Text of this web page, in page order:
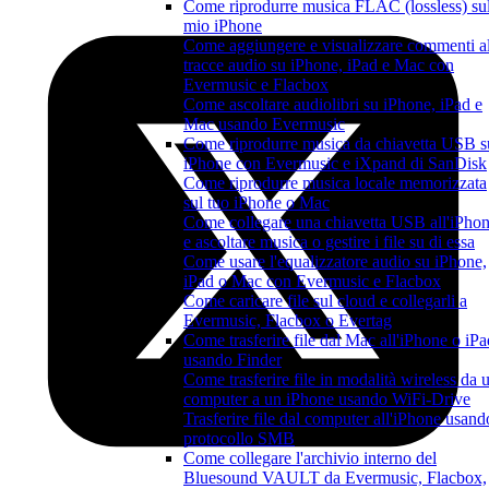
Come riprodurre musica FLAC (lossless)
mio iPhone
Come aggiungere e visualizzare commenti
tracce audio su iPhone, iPad e Mac con
Evermusic e Flacbox
Come ascoltare audiolibri su iPhone, iPad e
Mac usando Evermusic
Come riprodurre musica da chiavetta USB
iPhone con Evermusic e iXpand di SanDisk
Come riprodurre musica locale memorizzata
sul tuo iPhone o Mac
Come collegare una chiavetta USB
e ascoltare musica o gestire i file su di essa
Come usare l'equalizzatore audio su iPhone,
iPad o Mac con Evermusic e Flacbox
Come caricare file sul cloud e collegarli a
Evermusic, Flacbox o Evertag
Come trasferire file dal Mac all'iPhone o
usando Finder
Come trasferire file in modalità wireless da
computer a un iPhone usando WiFi-Drive
Trasferire file dal computer all'iPhone
protocollo SMB
Come collegare l'archivio interno del
Bluesound VAULT da Evermusic, Flacbox,